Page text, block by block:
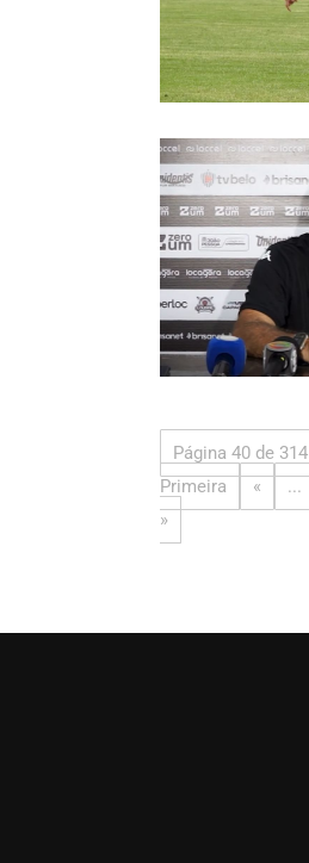
Página 40 de 314
Primeira
« ...
»